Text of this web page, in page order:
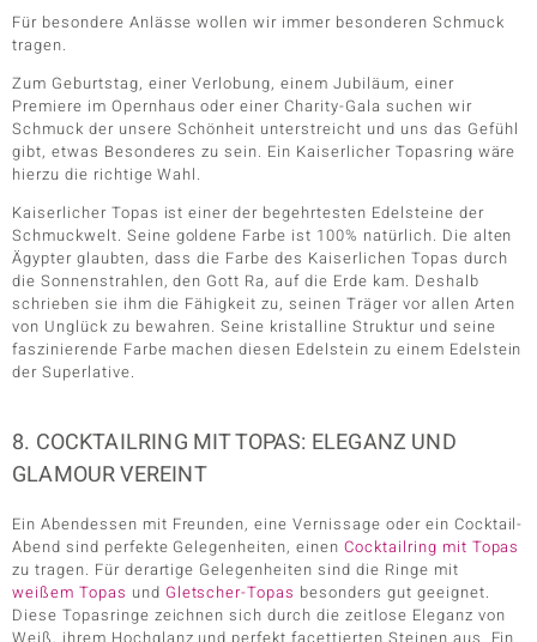
Für besondere Anlässe wollen wir immer besonderen Schmuck
tragen.
Zum Geburtstag, einer Verlobung, einem Jubiläum, einer
Premiere im Opernhaus oder einer Charity-Gala suchen wir
Schmuck der unsere Schönheit unterstreicht und uns das Gefühl
gibt, etwas Besonderes zu sein. Ein Kaiserlicher Topasring wäre
hierzu die richtige Wahl.
Kaiserlicher Topas ist einer der begehrtesten Edelsteine der
Schmuckwelt. Seine goldene Farbe ist 100% natürlich. Die alten
Ägypter glaubten, dass die Farbe des Kaiserlichen Topas durch
die Sonnenstrahlen, den Gott Ra, auf die Erde kam. Deshalb
schrieben sie ihm die Fähigkeit zu, seinen Träger vor allen Arten
von Unglück zu bewahren. Seine kristalline Struktur und seine
faszinierende Farbe machen diesen Edelstein zu einem Edelstein
der Superlative.
8. COCKTAILRING MIT TOPAS: ELEGANZ UND
GLAMOUR VEREINT
Ein Abendessen mit Freunden, eine Vernissage oder ein Cocktail-
Abend sind perfekte Gelegenheiten, einen Cocktailring mit Topas
zu tragen. Für derartige Gelegenheiten sind die Ringe mit
weißem Topas und Gletscher-Topas besonders gut geeignet.
Diese Topasringe zeichnen sich durch die zeitlose Eleganz von